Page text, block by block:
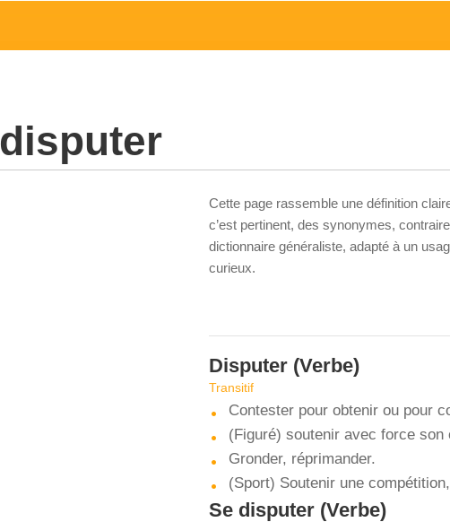
disputer
Cette page rassemble une définition
c’est pertinent, des synonymes,
dictionnaire généraliste, adapté à un
curieux.
Disputer (Verbe)
Transitif
Contester pour obtenir ou pour
(Figuré) soutenir avec force son
Gronder, réprimander.
(Sport) Soutenir une
Se disputer (Verbe)